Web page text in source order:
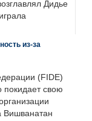
Дидье
из-за
(FIDE)
покидает свою
Вишванатан